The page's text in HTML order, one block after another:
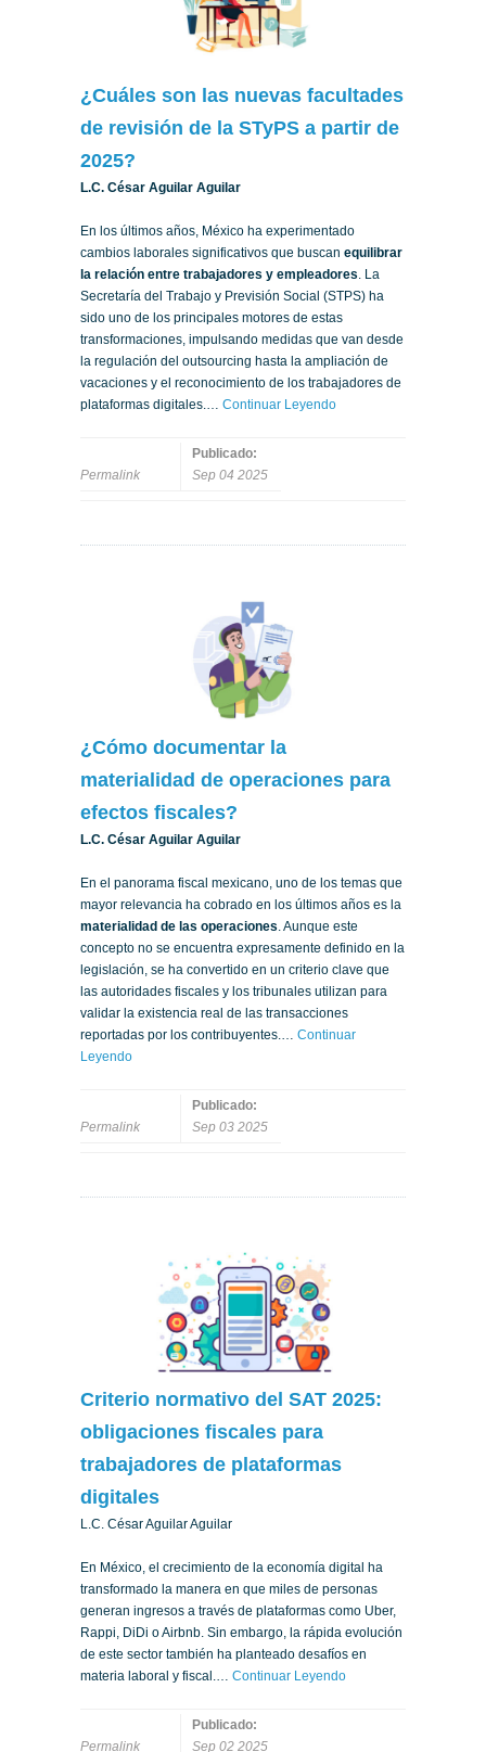
¿Cuáles son las nuevas facultades
de revisión de la STyPS a partir de
2025?
L.C. César Aguilar Aguilar
En los últimos años, México ha experimentado
cambios laborales significativos que buscan equilibrar
la relación entre trabajadores y empleadores. La
Secretaría del Trabajo y Previsión Social (STPS) ha
sido uno de los principales motores de estas
transformaciones, impulsando medidas que van desde
la regulación del outsourcing hasta la ampliación de
vacaciones y el reconocimiento de los trabajadores de
plataformas digitales.… Continuar Leyendo
Permalink
Publicado:
Sep 04 2025
¿Cómo documentar la
materialidad de operaciones para
efectos fiscales?
L.C. César Aguilar Aguilar
En el panorama fiscal mexicano, uno de los temas que
mayor relevancia ha cobrado en los últimos años es la
materialidad de las operaciones. Aunque este
concepto no se encuentra expresamente definido en la
legislación, se ha convertido en un criterio clave que
las autoridades fiscales y los tribunales utilizan para
validar la existencia real de las transacciones
reportadas por los contribuyentes.… Continuar
Leyendo
Permalink
Publicado:
Sep 03 2025
Criterio normativo del SAT 2025:
obligaciones fiscales para
trabajadores de plataformas
digitales
L.C. César Aguilar Aguilar
En México, el crecimiento de la economía digital ha
transformado la manera en que miles de personas
generan ingresos a través de plataformas como Uber,
Rappi, DiDi o Airbnb. Sin embargo, la rápida evolución
de este sector también ha planteado desafíos en
materia laboral y fiscal.… Continuar Leyendo
Permalink
Publicado:
Sep 02 2025